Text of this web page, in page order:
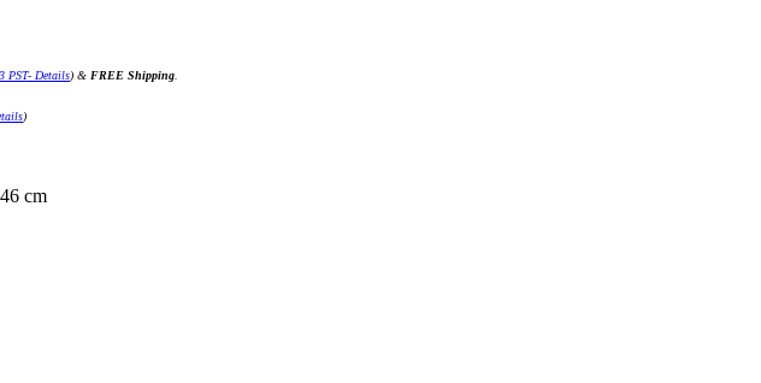
PST- Details) & FREE Shipping
)
cm